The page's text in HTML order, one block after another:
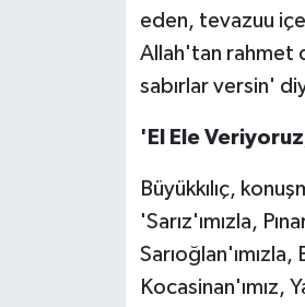
eden, tevazuu
Allah'tan rahmet
sabırlar versin'
'El Ele
Büyükkılıç,
'Sarız'ımızla,
Kocasinan'ımız,